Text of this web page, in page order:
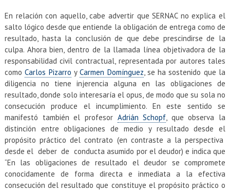
En relación con aquello, cabe advertir que SERNAC no explica el
salto lógico desde que entiende la obligación de entrega como de
resultado, hasta la conclusión de que debe prescindirse de la
culpa. Ahora bien, dentro de la llamada línea objetivadora de la
responsabilidad civil contractual, representada por autores tales
comoCarlos Pizarro yCarmen Domínguez, se ha sostenido que la
diligencia no tiene injerencia alguna en las obligaciones de
resultado, donde solo interesaría el opus, de modo que su sola no
consecución produce el incumplimiento. En este sentido se
manifestó también el profesor Adrián Schopf, que observa la
distinción entre obligaciones de medio y resultado desde el
propósito práctico del contrato (en contraste a la perspectiva
desde el deber de conducta asumido por el deudor) e indica que
“En las obligaciones de resultado el deudor se compromete
conocidamente de forma directa e inmediata a la efectiva
consecución del resultado que constituye el propósito práctico o